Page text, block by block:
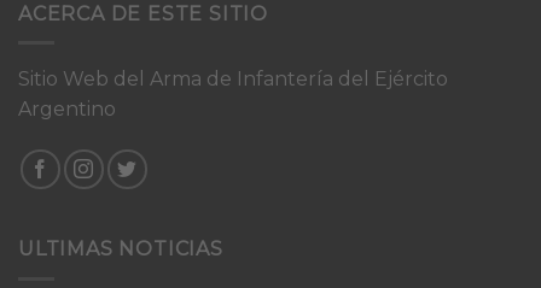
ACERCA DE ESTE SITIO
Sitio Web del Arma de Infantería del Ejército
Argentino
ULTIMAS NOTICIAS